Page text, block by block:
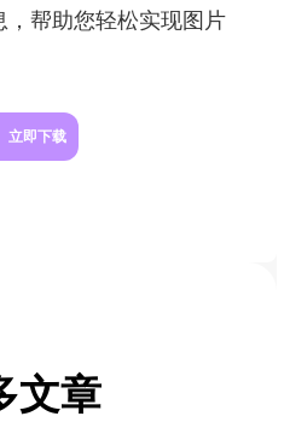
帮助您轻松实现图片
立即下载
文章